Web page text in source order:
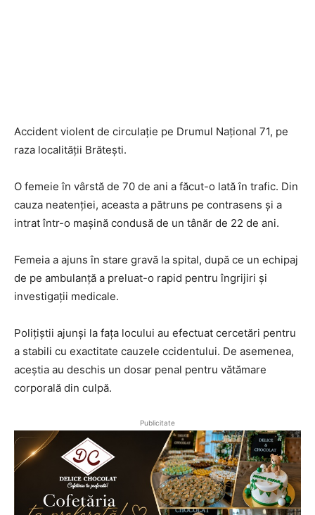
Accident violent de circulație pe Drumul Național 71, pe
raza localității Brătești.
O femeie în vârstă de 70 de ani a făcut-o lată în trafic. Din
cauza neatenției, aceasta a pătruns pe contrasens și a
intrat într-o mașină condusă de un tânăr de 22 de ani.
Femeia a ajuns în stare gravă la spital, după ce un echipaj
de pe ambulanță a preluat-o rapid pentru îngrijiri și
investigații medicale.
Polițiștii ajunși la fața locului au efectuat cercetări pentru
a stabili cu exactitate cauzele ccidentului. De asemenea,
aceștia au deschis un dosar penal pentru vătămare
corporală din culpă.
Publicitate